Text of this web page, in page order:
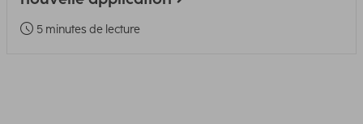
5 minutes de lecture